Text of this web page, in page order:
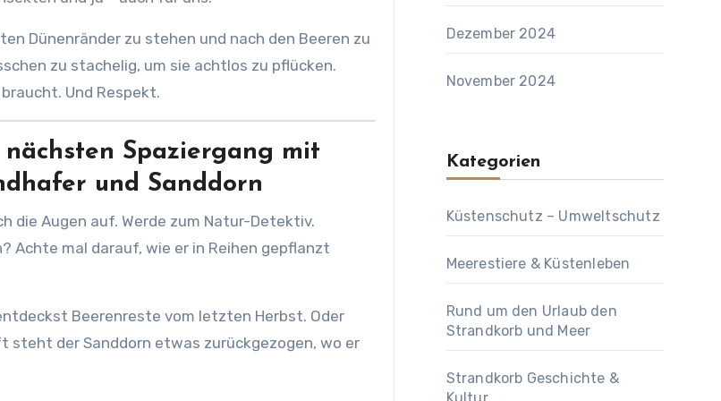
Dünenränder zu stehen und nach den Beeren zu
zu stachelig, um sie achtlos zu pflücken.
Und Respekt.
Spaziergang mit
und Sanddorn
die Augen auf. Werde zum Natur-Detektiv.
Achte mal darauf, wie er in Reihen gepflanzt
Beerenreste vom letzten Herbst. Oder
steht der Sanddorn etwas zurückgezogen, wo er
Dezember 2024
November 2024
Kategorien
Küstenschutz – Umweltschutz
Meerestiere & Küstenleben
Rund um den Urlaub den
Strandkorb und Meer
Strandkorb Geschichte &